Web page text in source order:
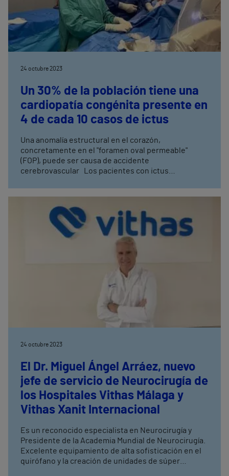
24 octubre 2023
Un 30% de la población tiene una
cardiopatía congénita presente en
4 de cada 10 casos de ictus
Una anomalía estructural en el corazón,
concretamente en el "foramen oval permeable"
(FOP), puede ser causa de accidente
cerebrovascular Los pacientes con ictus
tienen una prevalencia de FOP significativamente
a un cierre percutáneo del FOP es fundamental para
la prevención secundaria en ictus, accidente
isquémico transitorio u otro embolismo sistémico
24 octubre 2023
El Dr. Miguel Ángel Arráez, nuevo
jefe de servicio de Neurocirugía de
los Hospitales Vithas Málaga y
Vithas Xanit Internacional
Es un reconocido especialista en Neurocirugía y
Presidente de la Academia Mundial de Neurocirugía.
Excelente equipamiento de alta sofisticación en el
quirófano y la creación de unidades de súper